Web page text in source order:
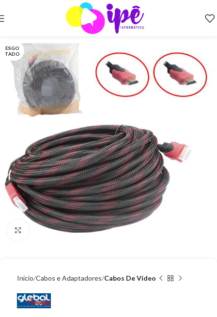
ESGO
TADO
Clique para ampliar
Início Cabos e Adaptadores Cabos De Vídeo